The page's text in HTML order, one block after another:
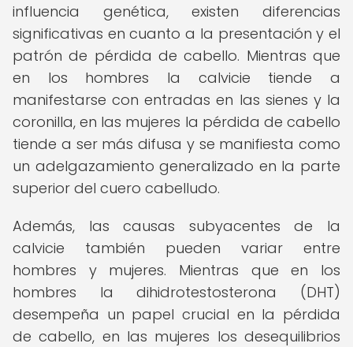
influencia genética, existen diferencias
significativas en cuanto a la presentación y el
patrón de pérdida de cabello. Mientras que
en los hombres la calvicie tiende a
manifestarse con entradas en las sienes y la
coronilla, en las mujeres la pérdida de cabello
tiende a ser más difusa y se manifiesta como
un adelgazamiento generalizado en la parte
superior del cuero cabelludo.
Además, las causas subyacentes de la
calvicie también pueden variar entre
hombres y mujeres. Mientras que en los
hombres la dihidrotestosterona (DHT)
desempeña un papel crucial en la pérdida
de cabello, en las mujeres los desequilibrios